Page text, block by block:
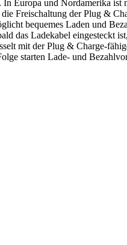
In Europa und Nordamerika ist
Freischaltung der Plug &
bequemes Laden und
das Ladekabel eingesteckt
mit der Plug & Charge-
starten Lade- und